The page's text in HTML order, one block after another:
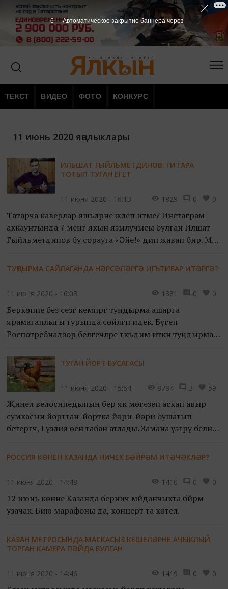
ТЕКСТ ВИДЕО ФОТО КОНКУРС
11 июнь 2020 яңалыклары
ИЛЬШАТ ГЫЙЛЬМЕТДИНОВ: ГИТАРА
ТОТЫП ТУГАН ЕГЕТ
11 июня 2020 - 16:13 1829 0 0
Татарча каверлар яшьләрне җәлеп итәме? Инстаграм
аккаунтында 7 меңгә якын язылучысы булган Илшат
Гыйльметдинов бу сорауга «Әйе!» дип җавап бирә. Менә
аларны социаль челтәрләргә урнаштыра. Дуслары,
шаяртып, «гитара тотып туган» диләр аның турында.
ТУҢДЫРМА САЙЛАГАНДА НӘРСӘЛӘРГӘ ИГЪТИБАР ИТӘРГӘ?
11 июня 2020 - 16:03 1381 0 0
Беркөнне без сезгә кемнәргә туңдырма ашарга
ярамаганлыгы турында сөйләгән идек. Бүген
Роспотребнадзор белгечләре тәкъдим иткән туңдырма
ТУГАН ЙОРТ БУСАГАСЫ
11 июня 2020 - 15:54 8784 3 59
Җиңел велосипедының бер як мөгезенә аскан авыр
сумкасын йорттан-йортка йөри-йөри бушатып
бетергәч, Гүзәлия өенә табан атлады. Замана үзгәрү белән,
бара.
РОССИЯ КӨНЕН КАЗАНДА НИЧЕК БӘЙРӘМ ИТӘЧӘКЛӘР?
11 июня 2020 - 14:48 1410 0 0
12 июнь көнне Казанда берничә мәйданчыкта бәйрәм
узачак. Бию марафоны да, концерт та көтелә.
КАЗАН МЕТРОСЫНДА МАСКАСЫЗ КЕШЕЛӘРНЕ АЧЫКЛЫЙ
ТОРГАН КАМЕРА ПӘЙДА БУЛГАН
11 июня 2020 - 14:46 1419 0 0
5 Автоматическое закрытие баннера через